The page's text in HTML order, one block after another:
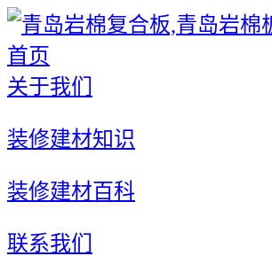
首页
关于我们
装修建材知识
装修建材百科
联系我们